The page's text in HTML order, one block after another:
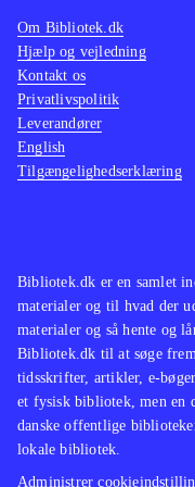
Portal 1+2
populære "Half
actionbrag i
Portal 2 er, helt
det ypperste
finde sig.
nødvendighed.
Bibliotek.dk er en samlet
materialer og til hvad der
materialer og så hente og
Bibliotek.dk til at søge
tidsskrifter, artikler, e-
et fysisk bibliotek, men en
danske offentlige
lokale bibliotek.
Administrer
Om Bibliotek.dk
Hjælp og vejledning
Kontakt os
Privatlivspolitik
Leverandører
English
Tilgængelighedserklæring